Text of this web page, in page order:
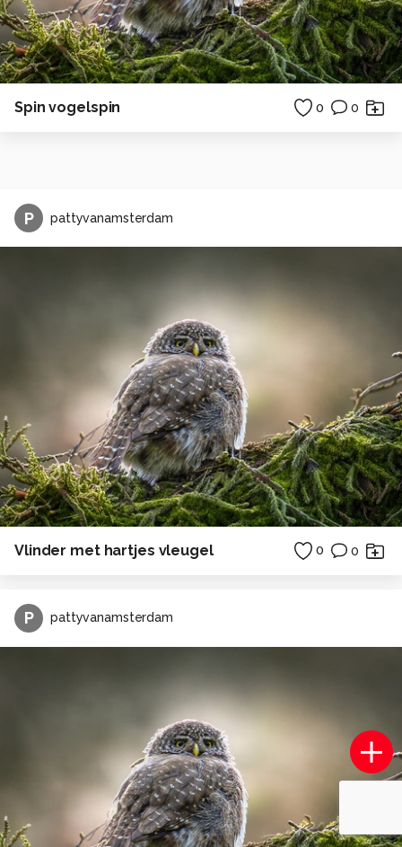
Spin vogelspin 0 0
P pattyvanamsterdam
Vlinder met hartjes vleugel 0 0
P pattyvanamsterdam